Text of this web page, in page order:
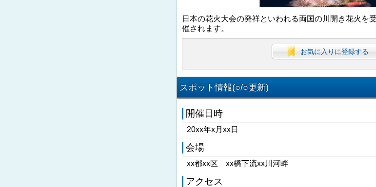
日本の花火大会の発祥といわれる両国の川開き花火を
催されます。
お気に入りに登録する
スポット情報(○/○更新)
開催日時
20xx年x月xx日
会場
xx都xx区 xx橋下流xx川河畔
アクセス